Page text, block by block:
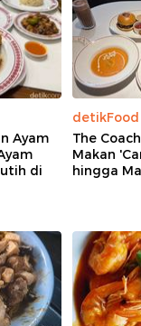
Ayam
di
detikFood
The
Makan
hingga